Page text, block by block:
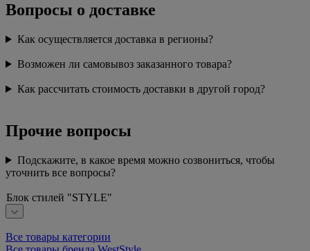
Вопросы о доставке
Как осуществляется доставка в регионы?
Возможен ли самовывоз заказанного товара?
Как рассчитать стоимость доставки в другой город?
Прочие вопросы
Подскажите, в какое время можно созвониться, чтобы
уточнить все вопросы?
Блок стилей "STYLE"
Все товары категории